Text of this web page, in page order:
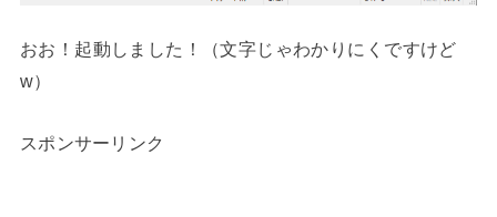
おお！起動しました！（文字じゃわかりにくですけど
w）
スポンサーリンク